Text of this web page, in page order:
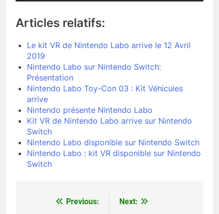
Articles relatifs:
Le kit VR de Nintendo Labo arrive le 12 Avril
2019
Nintendo Labo sur Nintendo Switch:
Présentation
Nintendo Labo Toy-Con 03 : Kit Véhicules
arrive
Nintendo présente Nintendo Labo
Kit VR de Nintendo Labo arrive sur Nintendo
Switch
Nintendo Labo disponible sur Nintendo Switch
Nintendo Labo : kit VR disponible sur Nintendo
Switch
NavigationPrevious:
Next: